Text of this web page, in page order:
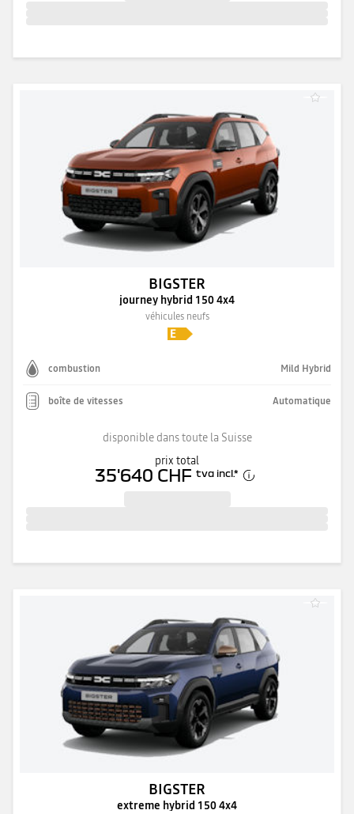
BIGSTER
journey hybrid 150 4x4
véhicules neufs
combustion Mild Hybrid
boîte de vitesses Automatique
disponible dans toute la Suisse
prix total
35'640 CHF tva incl.*
BIGSTER
extreme hybrid 150 4x4